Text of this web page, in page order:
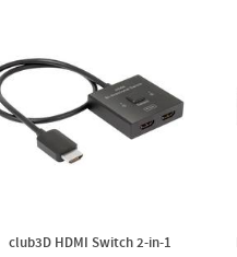
club3D HDMI Switch 2-in-1